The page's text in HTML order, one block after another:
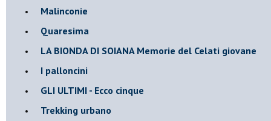
Malinconie
Quaresima
LA BIONDA DI SOIANA Memorie del Celati giovane
I palloncini
GLI ULTIMI - Ecco cinque
Trekking urbano